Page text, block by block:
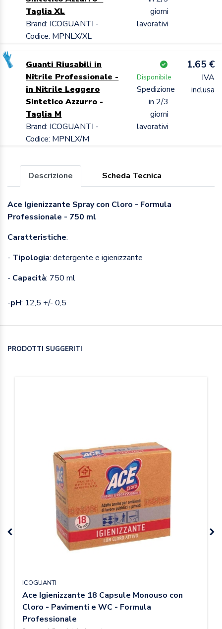
Taglia XL
Brand: ICOGUANTI -
Codice: MPNLX/XL
giorni
lavorativi
Guanti Riusabili in
Nitrile Professionale -
in Nitrile Leggero
Sintetico Azzurro -
Taglia M
Brand: ICOGUANTI -
Codice: MPNLX/M
Disponibile
Spedizione
in 2/3
giorni
lavorativi
1.65 €
IVA
inclusa
Descrizione Scheda Tecnica
Ace Igienizzante Spray con Cloro - Formula
Professionale - 750 ml
Caratteristiche:
- Tipologia: detergente e igienizzante
- Capacità: 750 ml
-pH: 12,5 +/- 0,5
PRODOTTI SUGGERITI
ICOGUANTI
Ace Igienizzante 18 Capsule Monouso con
Cloro - Pavimenti e WC - Formula
Professionale